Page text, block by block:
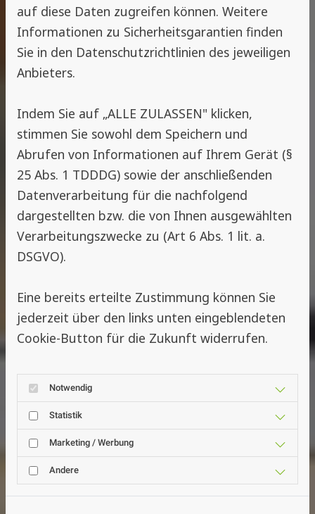
auf diese Daten zugreifen können. Weitere
Informationen zu Sicherheitsgarantien finden
Sie in den Datenschutzrichtlinien des jeweiligen
Anbieters.
Indem Sie auf „ALLE ZULASSEN" klicken,
stimmen Sie sowohl dem Speichern und
Abrufen von Informationen auf Ihrem Gerät (§
25 Abs. 1 TDDDG) sowie der anschließenden
Datenverarbeitung für die nachfolgend
dargestellten bzw. die von Ihnen ausgewählten
Verarbeitungszwecke zu (Art 6 Abs. 1 lit. a.
DSGVO).
Eine bereits erteilte Zustimmung können Sie
jederzeit über den links unten eingeblendeten
Cookie-Button für die Zukunft widerrufen.
Notwendig
Statistik
Marketing / Werbung
Andere